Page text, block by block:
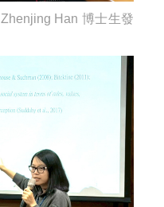
Han 博士生發